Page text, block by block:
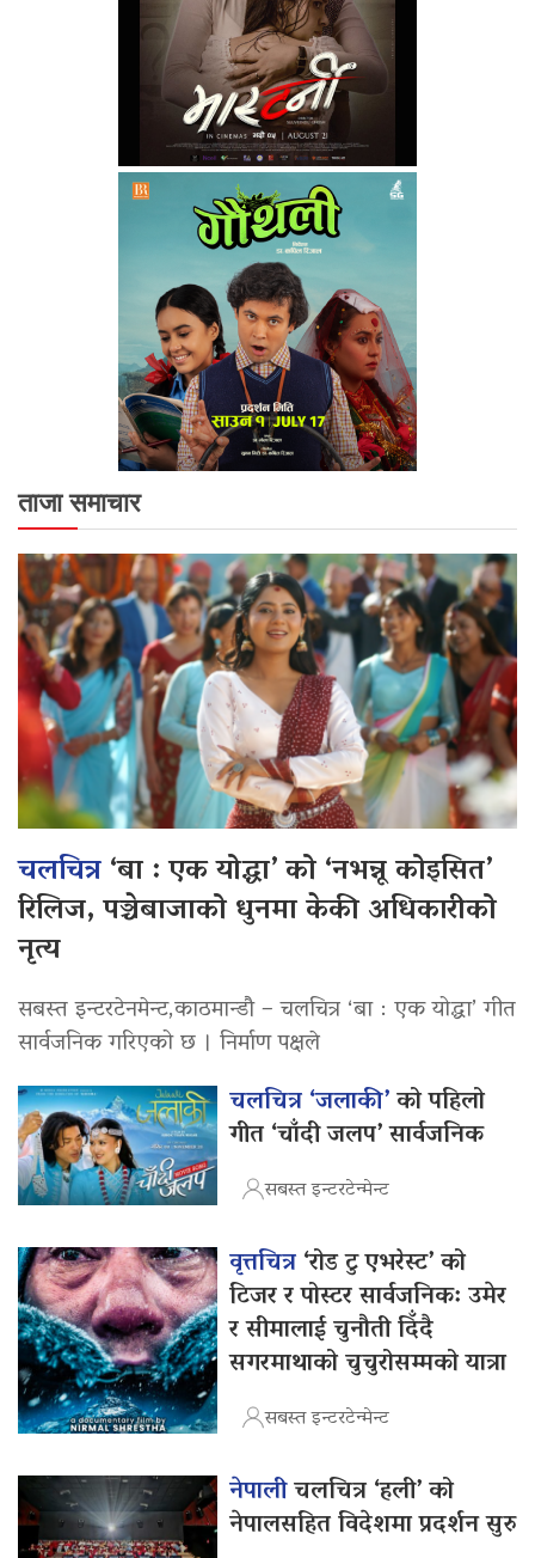
ताजा समाचार
चलचित्र‘बा : एक योद्धा’ को ‘नभन्नू कोइसित’
रिलिज, पञ्चेबाजाको धुनमा केकी अधिकारीको
नृत्य
सबस्त इन्टरटेनमेन्ट,काठमान्डौ – चलचित्र ‘बा : एक योद्धा’ गीत
सार्वजनिक गरिएको छ । निर्माण पक्षले
चलचित्र ‘जलाकी’को पहिलो
गीत ‘चाँदी जलप’ सार्वजनिक
सबस्त इन्टरटेन्मेन्ट
वृत्तचित्र‘रोड टु एभरेस्ट’ को
टिजर र पोस्टर सार्वजनिक: उमेर
र सीमालाई चुनौती दिँदै
सगरमाथाको चुचुरोसम्मको यात्रा
सबस्त इन्टरटेन्मेन्ट
नेपालीचलचित्र ‘हली’ को
नेपालसहित विदेशमा प्रदर्शन सुरु